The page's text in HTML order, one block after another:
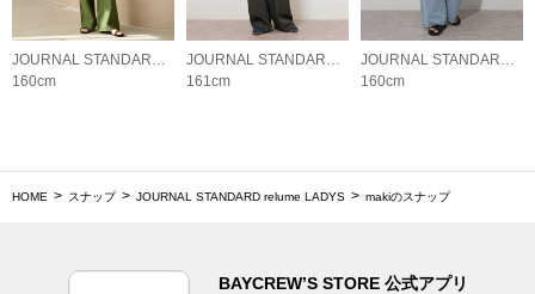
160cm
161cm
160cm
HOME スナップ JOURNAL STANDARD relume LADYS makiのスナップ
BAYCREW’S STORE 公式アプリ